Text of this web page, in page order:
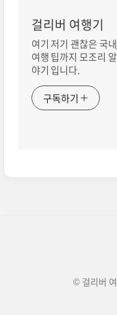
걸리버 여행기
여기 저기 괜찮은 국
여행 팁까지 모조리
야기 입니다.
구독하기
© 걸리버